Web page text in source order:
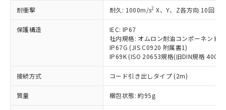
耐衝撃 耐久: 1000m/s2 X、Y、Z各方向 10回
保護構造
IEC: IP67
社内規格: オムロン耐油コンポーネント
IP67G (JIS C0920 附属書1)
IP69K (ISO 20653規格(旧DIN規格
接続方式 コード引き出しタイプ (2m)
質量 梱包状態: 約95g
タに基づき作成されるものであり、閲
覧された時点での実際の在庫および標
準価格とは異なる場合があることをご
了承ください。
正式な納期状況および標準価格はお客
様のお取引先、またはお客様担当のオ
ムロン制御機器販売店・当社販売員に
ご相談ください。
オムロン制御機器販売店や当社販売拠
販売ネットワーク
」をご確認
鉛(Pb) 1000ppm以下、 水銀(Hg) 1000ppm以下、 カド
ミウム(Cd) 100ppm以下、
六価クロム(Cr(Ⅵ)) 1000ppm以下、ポリ臭化ビフェニル
類(PBB) 1000ppm以下、ポリ臭化ジフェニルエーテル類
(PBDE) 1000ppm以下、フタル酸ビス(2-エチルヘキシ
ル) (DEHP)(別名：DOP) 1000ppm以下、フタル酸ブチ
ルベンジル（BBP） 1000ppm以下、フタル酸ジブチル
（DBP） 1000ppm以下、フタル酸ジイソブチル
(DIBP) 1000ppm以下
但し、RoHS指令で産業用監視および制御機器に対する
フタル酸エステル類の４物質については閾値を超える意
*中国RoHS10物質の基準値 (GB/T26572)：
Pb(鉛) :1000ppm、 Hg(水銀) : 1000ppm、 Cd(カドミウ
ム) : 100ppm、
Cr(Ⅵ)(六価クロム) : 1000ppm、 PBBs(ポリ臭化ビフェ
ニル類) : 1000ppm、 PBDEs(ポリ臭化ジフェニルエーテ
DBP(フタル酸ジブチル) : 1000ppm、 DIBP(フタル酸ジ
イソブチル) : 1000ppm、 BBP(フタル酸ブチルベンジ
ル) : 1000ppm、
または国外への提供する場合は、日本
国政府の輸出許可(または役務取引許
可)を取得するなどの必要な手続きを
当社は規制貨物を破棄する場合は、完
全に破砕するなど、違法に輸出されな
いよう必要な手段を講じます。
当社は貴社製品を、核兵器、ミサイ
ル、化学兵器、生物兵器またはその他
武器並びにこれらの製造装置等に一切
一定数以上の在庫あり
一定数には満たないが在庫あり
在庫なし(最新の在庫状況につ
いては、お客様のお取引先、ま